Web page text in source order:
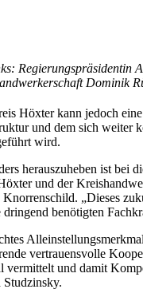
Regierungspräsidentin
Dominik
Höxter kann jedoch
und dem sich weiter
wird.
herauszuheben ist bei
und der
„Dieses
dringend benötigten
vertrauensvolle
vermittelt und damit
Studzinsky.